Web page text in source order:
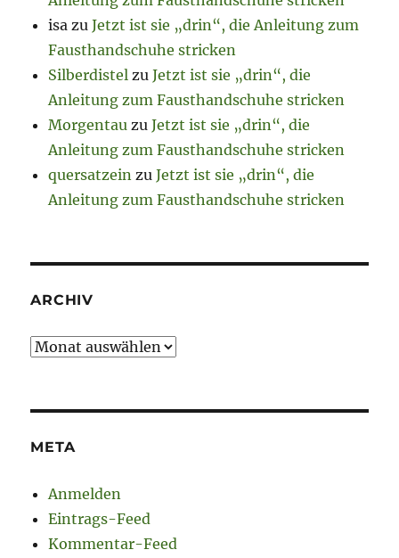
isa zuJetzt ist sie „drin“, die Anleitung zum
Fausthandschuhe stricken
Silberdistel zuJetzt ist sie „drin“, die
Anleitung zum Fausthandschuhe stricken
Morgentau zuJetzt ist sie „drin“, die
Anleitung zum Fausthandschuhe stricken
quersatzein zuJetzt ist sie „drin“, die
Anleitung zum Fausthandschuhe stricken
ARCHIV
Archiv
META
Anmelden
Eintrags-Feed
Kommentar-Feed